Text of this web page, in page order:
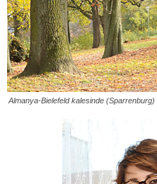
Almanya-Bielefeld kalesinde